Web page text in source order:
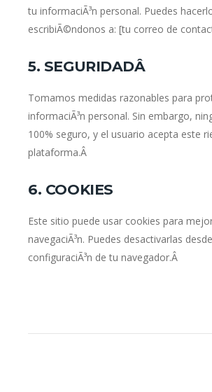
tu informaciÃ³n personal. Puedes
escribiÃ©ndonos a: [tu correo de
5. SEGURIDADÂ
Tomamos medidas razonables para
informaciÃ³n personal. Sin embargo,
100% seguro, y el usuario acepta este
plataforma.Â
6. COOKIES
Este sitio puede usar cookies para
navegaciÃ³n. Puedes desactivarlas
configuraciÃ³n de tu navegador.Â